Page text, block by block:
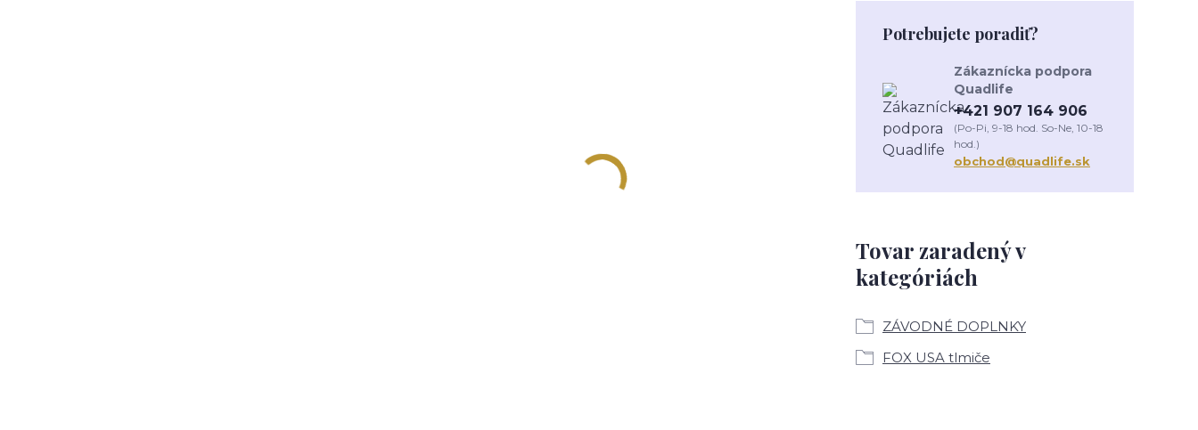
Tovar zaradený v
kategóriách
ZÁVODNÉ DOPLNKY
FOX USA tlmiče
Potrebujete poradiť?
Zákaznícka podpora
Quadlife
+421 907 164 906
(Po-Pi, 9-18 hod. So-Ne, 10-18
hod.)
obchod@quadlife.sk